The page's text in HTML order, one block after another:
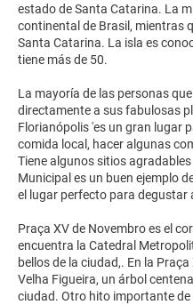
estado de Santa Catarina. La
continental de Brasil, mientras
Santa Catarina. La isla es
tiene más de 50.
La mayoría de las personas
directamente a sus fabulosas
Florianópolis 'es un gran lugar
comida local, hacer algunas
Tiene algunos sitios
Municipal es un buen ejemplo
el lugar perfecto para degustar
Praça XV de Novembro es el
encuentra la Catedral
bellos de la ciudad,. En la
Velha Figueira, un árbol
ciudad. Otro hito importante de